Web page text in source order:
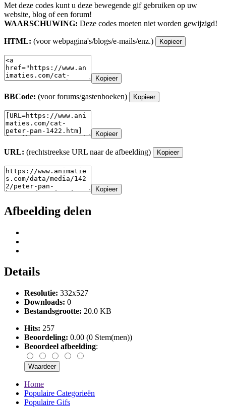
Met deze codes kunt u deze bewegende gif gebruiken op uw
website, blog of een forum!
WAARSCHUWING: Deze codes moeten niet worden gewijzigd!
HTML: (voor webpagina's/blogs/e-mails/enz.) Kopieer
Kopieer
BBCode: (voor forums/gastenboeken) Kopieer
Kopieer
URL: (rechtstreekse URL naar de afbeelding) Kopieer
Kopieer
Afbeelding delen
Details
Resolutie: 332x527
Downloads: 0
Bestandsgrootte: 20.0 KB
Hits: 257
Beoordeling: 0.00 (0 Stem(men))
Beoordeel afbeelding:
Home
Populaire Categorieën
Populaire Gifs